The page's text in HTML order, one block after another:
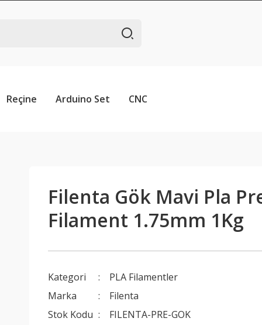
Reçine Arduino Set CNC
Filenta Gök Mavi Pla
Filament 1.75mm 1Kg
Kategori
PLA Filamentler
Marka
Filenta
Stok Kodu
FILENTA-PRE-GOK